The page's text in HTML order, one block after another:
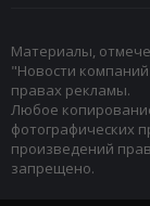
Материалы,
"Новости
правах рекламы.
Любое
фотографических
произведений
запрещено.